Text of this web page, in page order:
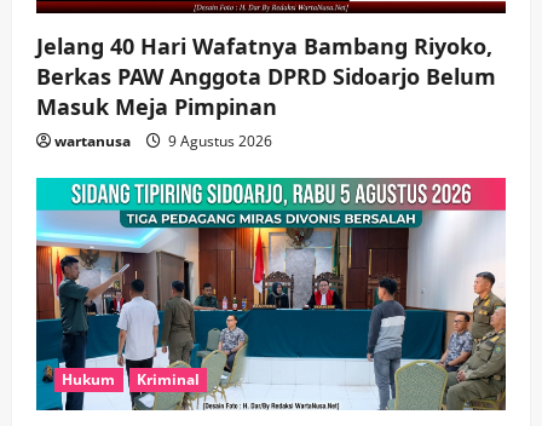
Jelang 40 Hari Wafatnya Bambang Riyoko,
Berkas PAW Anggota DPRD Sidoarjo Belum
Masuk Meja Pimpinan ​
wartanusa 9 Agustus 2026
Hukum Kriminal